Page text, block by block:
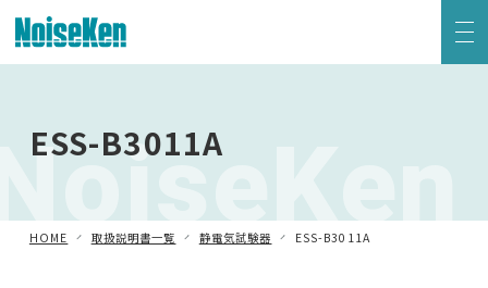
ESS-B3011A
HOME 取扱説明書一覧 静電気試験器 ESS-B3011A
方形波インパルスノイズ試験器